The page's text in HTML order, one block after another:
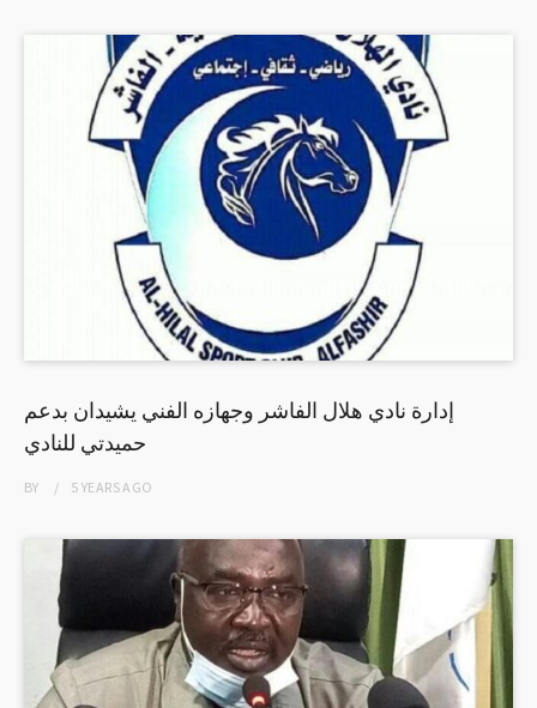
إدارة نادي هلال الفاشر وجهازه الفني يشيدان بدعم
حميدتي للنادي
BY 5 YEARSAGO